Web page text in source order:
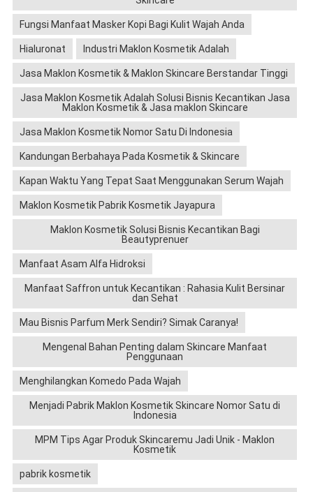
Fungsi Manfaat Masker Kopi Bagi Kulit Wajah Anda
Hialuronat Industri Maklon Kosmetik Adalah
Jasa Maklon Kosmetik & Maklon Skincare Berstandar Tinggi
Jasa Maklon Kosmetik Adalah Solusi Bisnis Kecantikan Jasa
Maklon Kosmetik & Jasa maklon Skincare
Jasa Maklon Kosmetik Nomor Satu Di Indonesia
Kandungan Berbahaya Pada Kosmetik & Skincare
Kapan Waktu Yang Tepat Saat Menggunakan Serum Wajah
Maklon Kosmetik Pabrik Kosmetik Jayapura
Maklon Kosmetik Solusi Bisnis Kecantikan Bagi
Beautyprenuer
Manfaat Asam Alfa Hidroksi
Manfaat Saffron untuk Kecantikan : Rahasia Kulit Bersinar
dan Sehat
Mau Bisnis Parfum Merk Sendiri? Simak Caranya!
Mengenal Bahan Penting dalam Skincare Manfaat
Penggunaan
Menghilangkan Komedo Pada Wajah
Menjadi Pabrik Maklon Kosmetik Skincare Nomor Satu di
Indonesia
MPM Tips Agar Produk Skincaremu Jadi Unik - Maklon
Kosmetik
pabrik kosmetik